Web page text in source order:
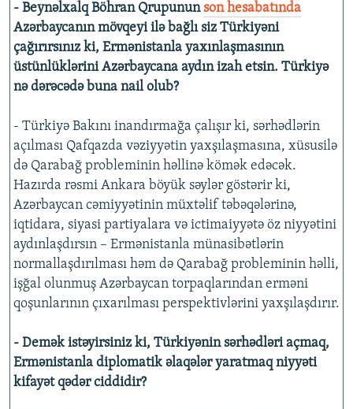
- Beynəlxalq Böhran Qrupunun son hesabatında
Azərbaycanın mövqeyi ilə bağlı siz Türkiyəni
çağırırsınız ki, Ermənistanla yaxınlaşmasının
üstünlüklərini Azərbaycana aydın izah etsin. Türkiyə
nə dərəcədə buna nail olub?
- Türkiyə Bakını inandırmağa çalışır ki, sərhədlərin
açılması Qafqazda vəziyyətin yaxşılaşmasına, xüsusilə
də Qarabağ probleminin həllinə kömək edəcək.
Hazırda rəsmi Ankara böyük səylər göstərir ki,
Azərbaycan cəmiyyətinin müxtəlif təbəqələrinə,
iqtidara, siyasi partiyalara və ictimaiyyətə öz niyyətini
aydınlaşdırsın – Ermənistanla münasibətlərin
normallaşdırılması həm də Qarabağ probleminin həlli,
işğal olunmuş Azərbaycan torpaqlarından erməni
qoşunlarının çıxarılması perspektivlərini yaxşılaşdırır.
- Demək istəyirsiniz ki, Türkiyənin sərhədləri açmaq,
Ermənistanla diplomatik əlaqələr yaratmaq niyyəti
kifayət qədər ciddidir?